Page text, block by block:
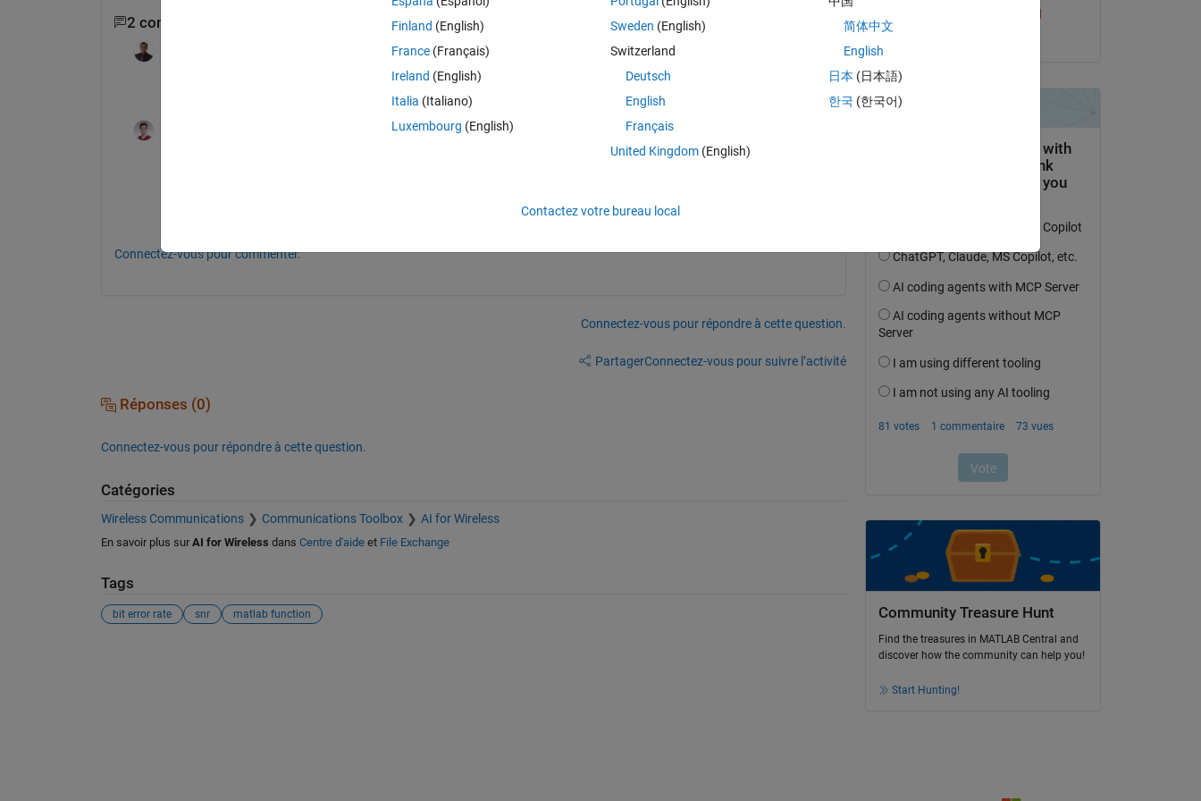
2 commentaires
le 21 Mai 2018
Connectez-vous pour commenter.
Connectez-vous pour répondre à cette question.
PartagerConnectez-vous pour suivre l’activité
Réponses (0)
Connectez-vous pour répondre à cette question.
Catégories
Wireless Communications Communications Toolbox AI for Wireless
En savoir plus sur AI for Wireless dans Centre d'aideet File Exchange
Tags
bit error rate snr matlab function
le 22 Mai 2018
Community Treasure Hunt
Find the treasures in MATLAB Central and
discover how the community can help you!
Start Hunting!
Finland (English)
France (Français)
Ireland (English)
Italia (Italiano)
Luxembourg (English)
Sweden (English)
Switzerland
Deutsch
English
Français
United Kingdom(English)
简体中文
English
日本 (日本語)
한국 (한국어)
Contactez votre bureau local